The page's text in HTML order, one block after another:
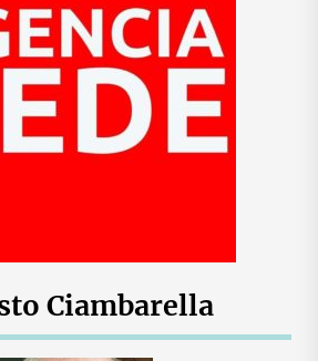
Ciambarella